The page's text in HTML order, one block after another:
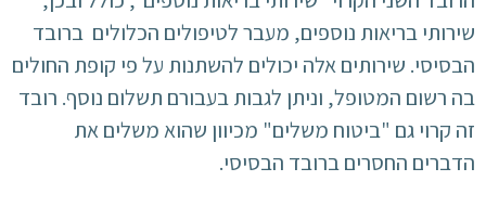
שירותי בריאות נוספים, מעבר לטיפולים הכלולים ברובד
הבסיסי. שירותים אלה יכולים להשתנות על פי קופת החולים
בה רשום המטופל, וניתן לגבות בעבורם תשלום נוסף. רובד
זה קרוי גם "ביטוח משלים" מכיוון שהוא משלים את
הדברים החסרים ברובד הבסיסי.